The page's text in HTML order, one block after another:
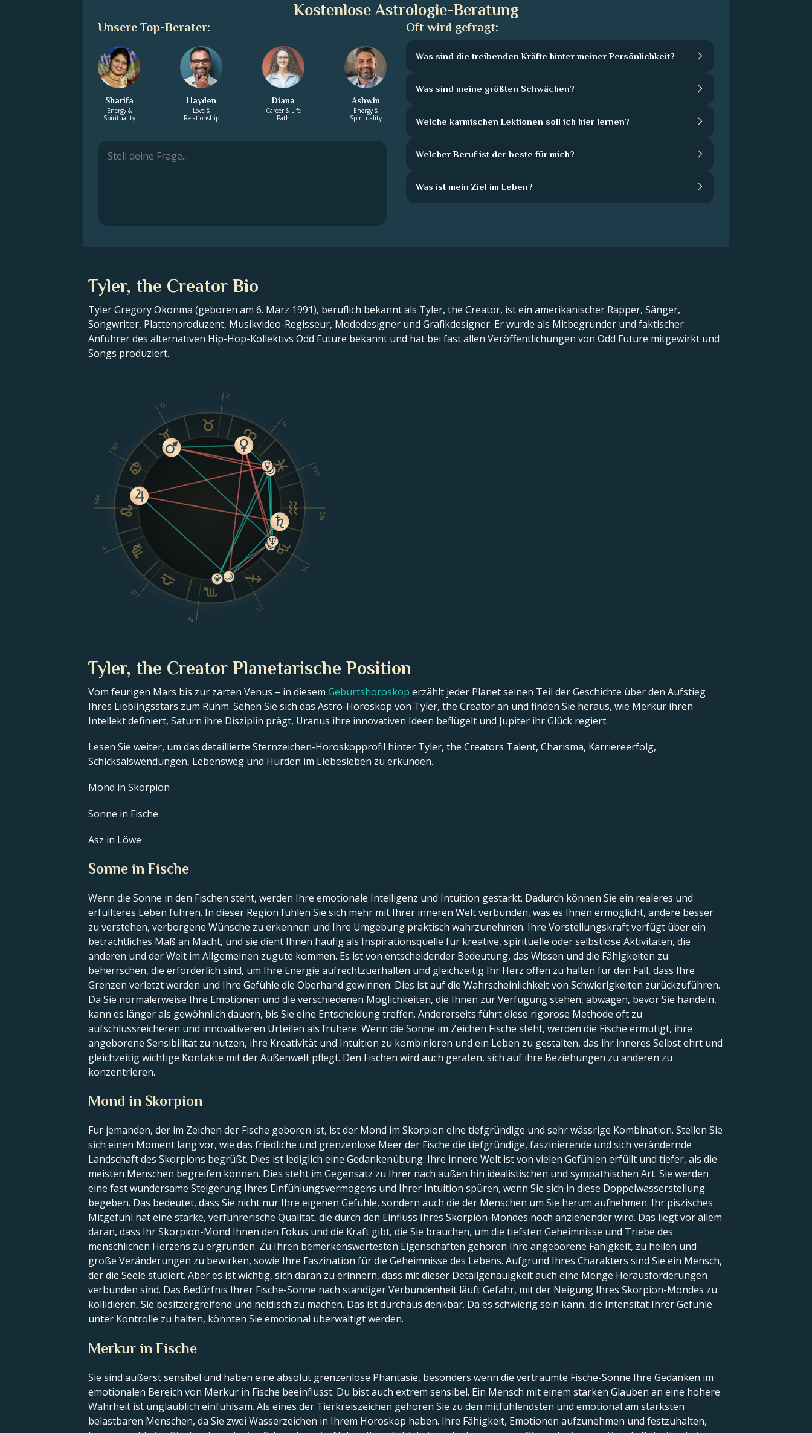
Kostenlose Astrologie-Beratung
Unsere Top-Berater:
Sharifa
Energy &
Spirituality
Hayden
Love &
Relationship
Diana
Career & Life
Path
Ashwin
Energy &
Spirituality
Oft wird gefragt:
Was sind die treibenden Kräfte hinter meiner Persönlichkeit?
Was sind meine größten Schwächen?
Welche karmischen Lektionen soll ich hier lernen?
Welcher Beruf ist der beste für mich?
Was ist mein Ziel im Leben?
Tyler, the Creator Bio
Tyler Gregory Okonma (geboren am 6. März 1991), beruflich bekannt als Tyler, the Creator, ist ein amerikanischer Rapper, Sänger,
Songwriter, Plattenproduzent, Musikvideo-Regisseur, Modedesigner und Grafikdesigner. Er wurde als Mitbegründer und faktischer
Anführer des alternativen Hip-Hop-Kollektivs Odd Future bekannt und hat bei fast allen Veröffentlichungen von Odd Future mitgewirkt und
Songs produziert.
Asc
II
III
IV
V
VI
Dsc
VIII
IX
X
XI
XII
Tyler, the Creator Planetarische Position
Vom feurigen Mars bis zur zarten Venus – in diesem Geburtshoroskop erzählt jeder Planet seinen Teil der Geschichte über den Aufstieg
Ihres Lieblingsstars zum Ruhm. Sehen Sie sich das Astro-Horoskop von Tyler, the Creator an und finden Sie heraus, wie Merkur ihren
Intellekt definiert, Saturn ihre Disziplin prägt, Uranus ihre innovativen Ideen beflügelt und Jupiter ihr Glück regiert.
Lesen Sie weiter, um das detaillierte Sternzeichen-Horoskopprofil hinter Tyler, the Creators Talent, Charisma, Karriereerfolg,
Schicksalswendungen, Lebensweg und Hürden im Liebesleben zu erkunden.
Mond in Skorpion
Sonne in Fische
Asz in Löwe
Sonne in Fische
Wenn die Sonne in den Fischen steht, werden Ihre emotionale Intelligenz und Intuition gestärkt. Dadurch können Sie ein realeres und
erfüllteres Leben führen. In dieser Region fühlen Sie sich mehr mit Ihrer inneren Welt verbunden, was es Ihnen ermöglicht, andere besser
zu verstehen, verborgene Wünsche zu erkennen und Ihre Umgebung praktisch wahrzunehmen. Ihre Vorstellungskraft verfügt über ein
beträchtliches Maß an Macht, und sie dient Ihnen häufig als Inspirationsquelle für kreative, spirituelle oder selbstlose Aktivitäten, die
anderen und der Welt im Allgemeinen zugute kommen. Es ist von entscheidender Bedeutung, das Wissen und die Fähigkeiten zu
beherrschen, die erforderlich sind, um Ihre Energie aufrechtzuerhalten und gleichzeitig Ihr Herz offen zu halten für den Fall, dass Ihre
Grenzen verletzt werden und Ihre Gefühle die Oberhand gewinnen. Dies ist auf die Wahrscheinlichkeit von Schwierigkeiten zurückzuführen.
Da Sie normalerweise Ihre Emotionen und die verschiedenen Möglichkeiten, die Ihnen zur Verfügung stehen, abwägen, bevor Sie handeln,
kann es länger als gewöhnlich dauern, bis Sie eine Entscheidung treffen. Andererseits führt diese rigorose Methode oft zu
aufschlussreicheren und innovativeren Urteilen als frühere. Wenn die Sonne im Zeichen Fische steht, werden die Fische ermutigt, ihre
angeborene Sensibilität zu nutzen, ihre Kreativität und Intuition zu kombinieren und ein Leben zu gestalten, das ihr inneres Selbst ehrt und
gleichzeitig wichtige Kontakte mit der Außenwelt pflegt. Den Fischen wird auch geraten, sich auf ihre Beziehungen zu anderen zu
konzentrieren.
Mond in Skorpion
Für jemanden, der im Zeichen der Fische geboren ist, ist der Mond im Skorpion eine tiefgründige und sehr wässrige Kombination. Stellen Sie
sich einen Moment lang vor, wie das friedliche und grenzenlose Meer der Fische die tiefgründige, faszinierende und sich verändernde
Landschaft des Skorpions begrüßt. Dies ist lediglich eine Gedankenübung. Ihre innere Welt ist von vielen Gefühlen erfüllt und tiefer, als die
meisten Menschen begreifen können. Dies steht im Gegensatz zu Ihrer nach außen hin idealistischen und sympathischen Art. Sie werden
eine fast wundersame Steigerung Ihres Einfühlungsvermögens und Ihrer Intuition spüren, wenn Sie sich in diese Doppelwasserstellung
begeben. Das bedeutet, dass Sie nicht nur Ihre eigenen Gefühle, sondern auch die der Menschen um Sie herum aufnehmen. Ihr piszisches
Mitgefühl hat eine starke, verführerische Qualität, die durch den Einfluss Ihres Skorpion-Mondes noch anziehender wird. Das liegt vor allem
daran, dass Ihr Skorpion-Mond Ihnen den Fokus und die Kraft gibt, die Sie brauchen, um die tiefsten Geheimnisse und Triebe des
menschlichen Herzens zu ergründen. Zu Ihren bemerkenswertesten Eigenschaften gehören Ihre angeborene Fähigkeit, zu heilen und
große Veränderungen zu bewirken, sowie Ihre Faszination für die Geheimnisse des Lebens. Aufgrund Ihres Charakters sind Sie ein Mensch,
der die Seele studiert. Aber es ist wichtig, sich daran zu erinnern, dass mit dieser Detailgenauigkeit auch eine Menge Herausforderungen
verbunden sind. Das Bedürfnis Ihrer Fische-Sonne nach ständiger Verbundenheit läuft Gefahr, mit der Neigung Ihres Skorpion-Mondes zu
kollidieren, Sie besitzergreifend und neidisch zu machen. Das ist durchaus denkbar. Da es schwierig sein kann, die Intensität Ihrer Gefühle
unter Kontrolle zu halten, könnten Sie emotional überwältigt werden.
Merkur in Fische
Sie sind äußerst sensibel und haben eine absolut grenzenlose Phantasie, besonders wenn die verträumte Fische-Sonne Ihre Gedanken im
emotionalen Bereich von Merkur in Fische beeinflusst. Du bist auch extrem sensibel. Ein Mensch mit einem starken Glauben an eine höhere
Wahrheit ist unglaublich einfühlsam. Als eines der Tierkreiszeichen gehören Sie zu den mitfühlendsten und emotional am stärksten
belastbaren Menschen, da Sie zwei Wasserzeichen in Ihrem Horoskop haben. Ihre Fähigkeit, Emotionen aufzunehmen und festzuhalten,